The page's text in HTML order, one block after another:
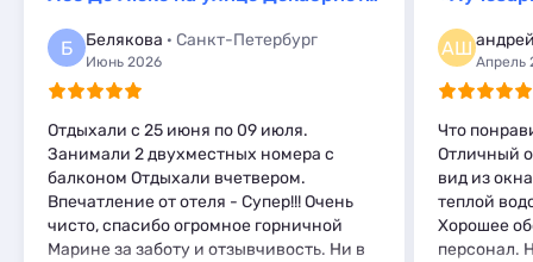
Апартаменты 215
Мини-отели
Кемпинги
Глэмпинги 1
Б Белякова · Санкт-Петербург
Июнь 2026
Отдыхали с 25 июня по 09 июля.
Занимали 2 двухместных номера с
балконом Отдыхали вчетвером.
Впечатление от отеля - Супер!!! Очень
чисто, спасибо огромное горничной
Марине за заботу и отзывчивость. Ни в
АШ
Апрель
Что
Отличный
вид из
теплой
Хорошее
персонал.